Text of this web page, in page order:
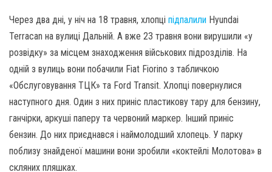
Через два дні, у ніч на 18 травня, хлопці підпалили Hyundai
Terracan на вулиці Дальній. А вже 23 травня вони вирушили «у
розвідку» за місцем знаходження військових підрозділів. На
одній з вулиць вони побачили Fiat Fiorino з табличкою
«Обслуговування ТЦК» та Ford Transit. Хлопці повернулися
наступного дня. Один з них приніс пластикову тару для бензину,
ганчірки, аркуші паперу та червоний маркер. Інший приніс
бензин. До них приєднався і наймолодший хлопець. У парку
поблизу знайденої машини вони зробили «коктейлі Молотова» в
скляних пляшках.